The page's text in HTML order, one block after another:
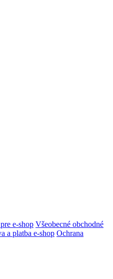
e-shop Všeobecné obchodné
a platba e-shop Ochrana